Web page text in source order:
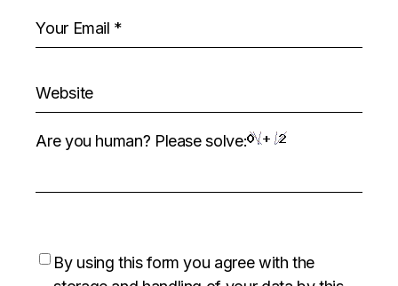
Are you human? Please solve:
By using this form you agree with the